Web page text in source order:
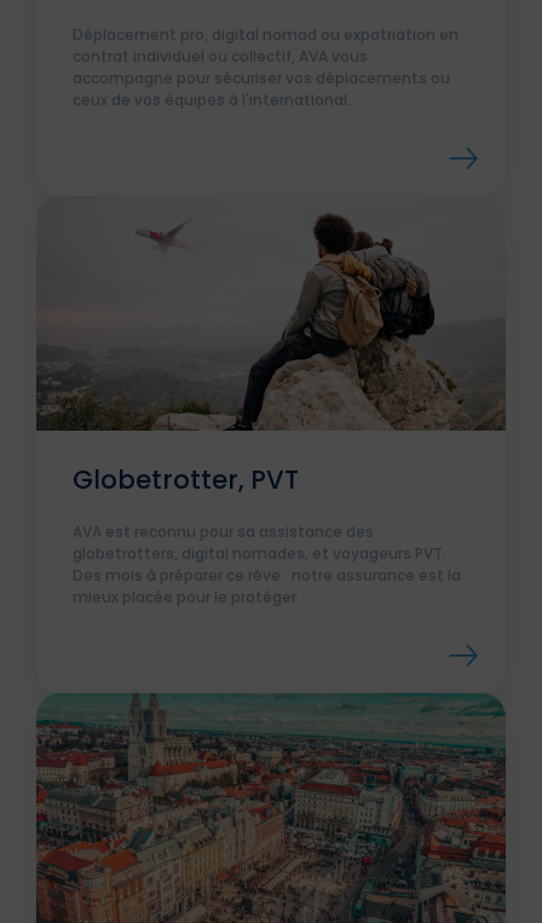
Déplacement pro, digital nomad ou expatriation en
contrat individuel ou collectif, AVA vous
accompagne pour sécuriser vos déplacements ou
ceux de vos équipes à l'international.
Globetrotter, PVT
AVA est reconnu pour sa assistance des
globetrotters, digital nomades, et voyageurs PVT.
Des mois à préparer ce rêve : notre assurance est la
mieux placée pour le protéger.